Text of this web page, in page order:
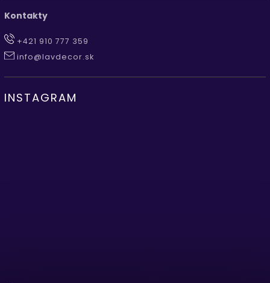
Kontakty
+421 910 777 359
info@lavdecor.sk
INSTAGRAM